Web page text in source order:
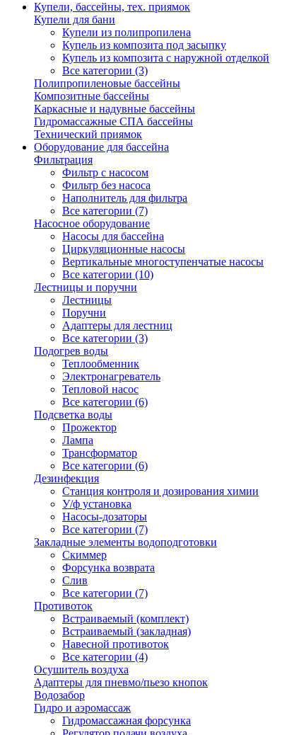
Купели, бассейны, тех. приямок
Купели для бани
Купели из полипропилена
Купель из композита под засыпку
Купель из композита с наружной отделкой
Все категории (3)
Полипропиленовые бассейны
Композитные бассейны
Каркасные и надувные бассейны
Гидромассажные СПА бассейны
Технический приямок
Оборудование для бассейна
Фильтрация
Фильтр с насосом
Фильтр без насоса
Наполнитель для фильтра
Все категории (7)
Насосное оборудование
Насосы для бассейна
Циркуляционные насосы
Вертикальные многоступенчатые насосы
Все категории (10)
Лестницы и поручни
Лестницы
Поручни
Адаптеры для лестниц
Все категории (3)
Подогрев воды
Теплообменник
Электронагреватель
Тепловой насос
Все категории (6)
Подсветка воды
Прожектор
Лампа
Трансформатор
Все категории (6)
Дезинфекция
Станция контроля и дозирования химии
У/ф установка
Насосы-дозаторы
Все категории (7)
Закладные элементы водоподготовки
Скиммер
Форсунка возврата
Слив
Все категории (7)
Противоток
Встраиваемый (комплект)
Встраиваемый (закладная)
Навесной противоток
Все категории (4)
Осушитель воздуха
Адаптеры для пневмо/пьезо кнопок
Водозабор
Гидро и аэромассаж
Гидромассажная форсунка